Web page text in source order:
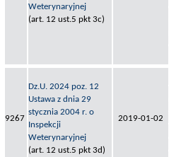
Weterynaryjnej
(art. 12 ust.5 pkt 3c)
9267
Dz.U. 2024 poz. 12
Ustawa z dnia 29
stycznia 2004 r. o
Inspekcji
Weterynaryjnej
(art. 12 ust.5 pkt 3d)
2019-01-02